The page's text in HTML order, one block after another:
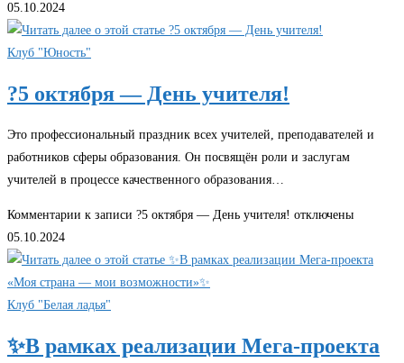
05.10.2024
Клуб "Юность"
?5 октября — День учителя!
Это профессиональный праздник всех учителей, преподавателей и
работников сферы образования. Он посвящён роли и заслугам
учителей в процессе качественного образования…
Комментарии к записи ?5 октября — День учителя! отключены
05.10.2024
Клуб "Белая ладья"
✨В рамках реализации Мега-проекта